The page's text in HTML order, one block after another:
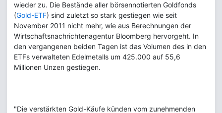
wieder zu. Die Bestände aller börsennotierten Goldfonds
(Gold-ETF) sind zuletzt so stark gestiegen wie seit
November 2011 nicht mehr, wie aus Berechnungen der
Wirtschaftsnachrichtenagentur Bloomberg hervorgeht. In
den vergangenen beiden Tagen ist das Volumen des in den
ETFs verwalteten Edelmetalls um 425.000 auf 55,6
Millionen Unzen gestiegen.
"Die verstärkten Gold-Käufe künden vom zunehmenden